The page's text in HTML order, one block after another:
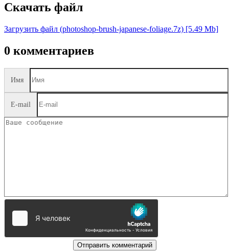
Скачать файл
Загрузить файл (photoshop-brush-japanese-foliage.7z) [5.49 Mb]
0 комментариев
Имя
E-mail
Отправить комментарий